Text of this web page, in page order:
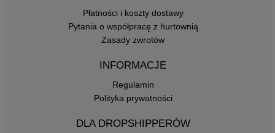
Płatności i koszty dostawy
Pytania o współpracę z hurtownią
Zasady zwrotów
INFORMACJE
Regulamin
Polityka prywatności
DLA DROPSHIPPERÓW